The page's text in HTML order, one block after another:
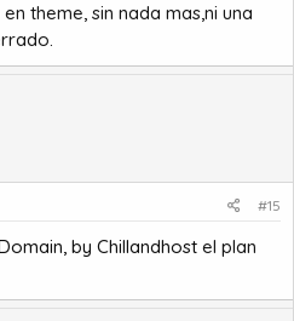
theme, sin nada mas,ni una
#15
by Chillandhost el plan